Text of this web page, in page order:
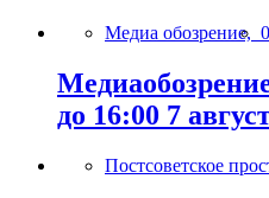
Медиа обозрение,
до 16:00 7
Постсоветское